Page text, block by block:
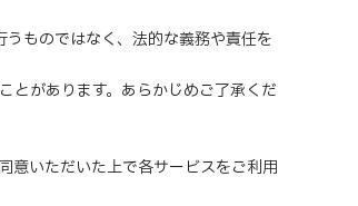
ものではなく、法的な義務や責任を
とがあります。あらかじめご了承くだ
意いただいた上で各サービスをご利用